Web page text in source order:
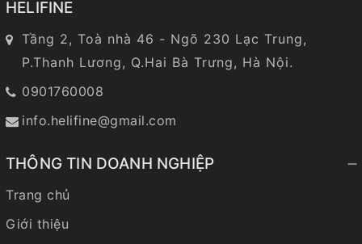
HELIFINE
Tầng 2, Toà nhà 46 - Ngõ 230 Lạc Trung,
P.Thanh Lương, Q.Hai Bà Trưng, Hà Nội.
0901760008
info.helifine@gmail.com
THÔNG TIN DOANH NGHIỆP
Trang chủ
Giới thiệu